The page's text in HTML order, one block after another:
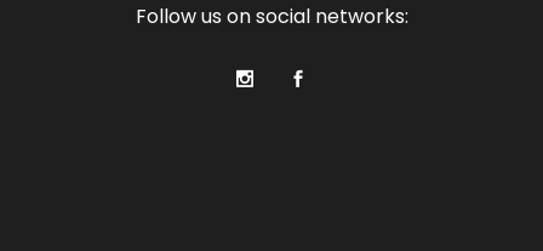
Follow us on social networks: